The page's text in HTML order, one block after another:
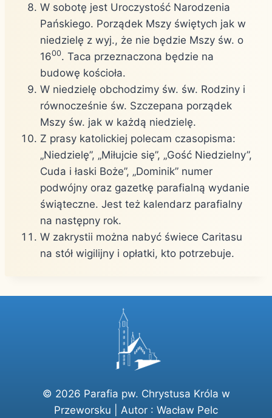
W sobotę jest Uroczystość Narodzenia
Pańskiego. Porządek Mszy świętych jak w
niedzielę z wyj., że nie będzie Mszy św. o
1600. Taca przeznaczona będzie na
budowę kościoła.
W niedzielę obchodzimy św. św. Rodziny i
równocześnie św. Szczepana porządek
Mszy św. jak w każdą niedzielę.
Z prasy katolickiej polecam czasopisma:
„Niedzielę”, „Miłujcie się”, „Gość Niedzielny”,
Cuda i łaski Boże”, „Dominik” numer
podwójny oraz gazetkę parafialną wydanie
świąteczne. Jest też kalendarz parafialny
na następny rok.
W zakrystii można nabyć świece Caritasu
na stół wigilijny i opłatki, kto potrzebuje.
© 2026 Parafia pw. Chrystusa Króla w
Przeworsku | Autor : Wacław Pelc